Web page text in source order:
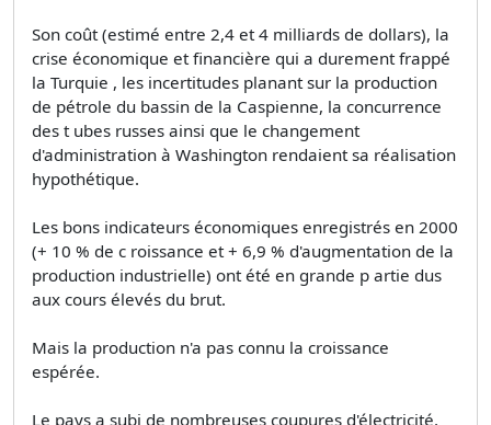
Son coût (estimé entre 2,4 et 4 milliards de dollars), la
crise économique et financière qui a durement frappé
la Turquie , les incertitudes planant sur la production
de pétrole du bassin de la Caspienne, la concurrence
des t ubes russes ainsi que le changement
d'administration à Washington rendaient sa réalisation
hypothétique.
Les bons indicateurs économiques enregistrés en 2000
(+ 10 % de c roissance et + 6,9 % d'augmentation de la
production industrielle) ont été en grande p artie dus
aux cours élevés du brut.
Mais la production n'a pas connu la croissance
espérée.
Le pays a subi de nombreuses coupures d'électricité,